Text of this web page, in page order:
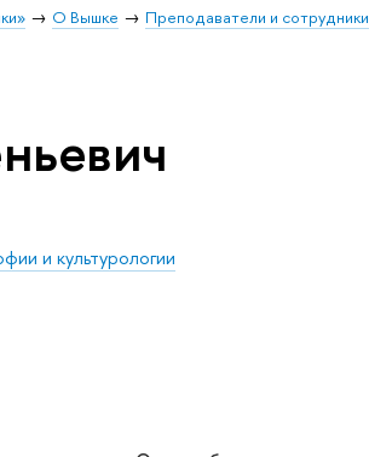
О Вышке Преподаватели и сотрудники
и культурологии